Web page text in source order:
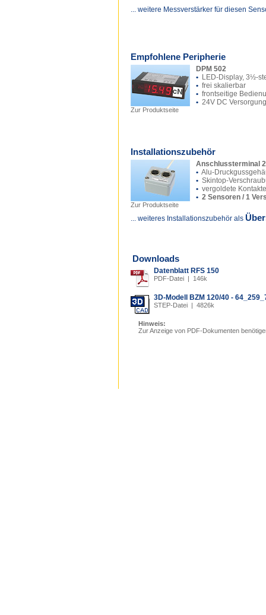
... weitere Messverstärker für diesen
Empfohlene Peripherie
Zur Produktseite
DPM 502
• LED-Display, 3½-
• frei skalierbar
• frontseitige
• 24V DC Versorgung
Installationszubehör
Zur Produktseite
Anschlussterminal
• Alu-
• Skintop-
• vergoldete Kontakte
• 2 Sensoren / 1
... weiteres Installationszubehör als
Downloads
Datenblatt RFS 150
PDF-Datei | 146k
3D-Modell BZM 120/40 -
STEP-Datei | 4826k
Hinweis:
Zur Anzeige von PDF-Dokumenten